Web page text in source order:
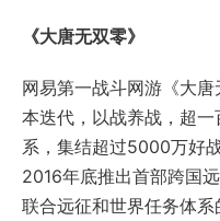
网易第一战斗网游《大
为经典的战斗玩法，更
造40VS40同屏最佳团战
金时代。
《天谕》